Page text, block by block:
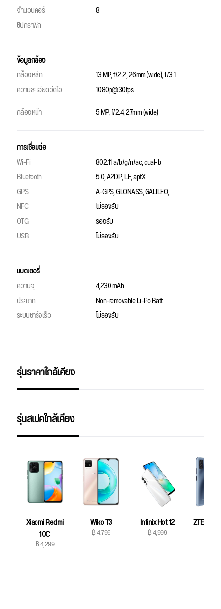
จำนวนคอร์
8
ชิปกราฟิก
ข้อมูลกล้อง
กล้องหลัก
13 MP, f/2.2, 26mm (wide), 1/3.1
ความละเอียดวีดีโอ
1080p@30fps
กล้องหน้า
5 MP, f/2.4, 27mm (wide)
การเชื่อมต่อ
Wi-Fi
802.11 a/b/g/n/ac, dual-b
Bluetooth
5.0, A2DP, LE, aptX
GPS
A-GPS, GLONASS, GALILEO,
NFC
ไม่รองรับ
OTG
รองรับ
USB
ไม่รองรับ
แบตเตอรี่
ความจุ
4,230 mAh
ประเภท
Non-removable Li-Po Batt
ระบบชาร์จเร็ว
ไม่รองรับ
รุ่นราคาใกล้เคียง
รุ่นสเปคใกล้เคียง
Xiaomi Redmi
10C
฿ 4,299
Wiko T3
฿ 4,799
Infinix Hot 12
฿ 4,999
ZTE